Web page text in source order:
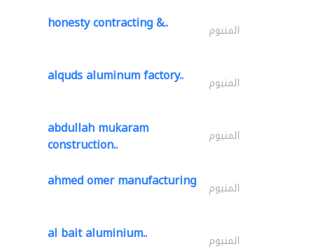
honesty contracting &.. المنيوم
alquds aluminum factory.. المنيوم
abdullah mukaram
construction.. المنيوم
ahmed omer manufacturing المنيوم
al bait aluminium.. المنيوم